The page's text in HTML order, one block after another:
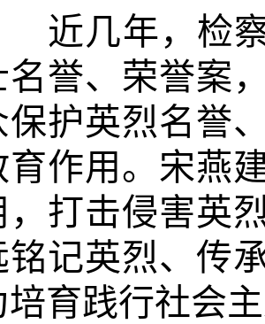
几年，检察
名誉、荣誉案
保护英烈名誉
育作用。宋燕
，打击侵害英
铭记英烈、传
培育践行社会